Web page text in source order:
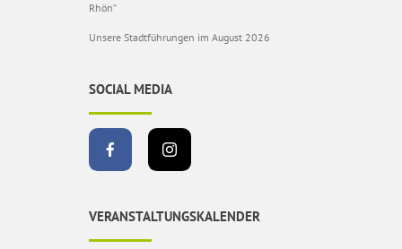
Rhön“
Unsere Stadtführungen im August 2026
SOCIAL MEDIA
VERANSTALTUNGSKALENDER